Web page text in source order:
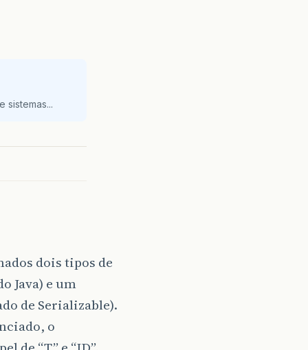
sistemas...
dois tipos de
Java) e um
de Serializable).
o